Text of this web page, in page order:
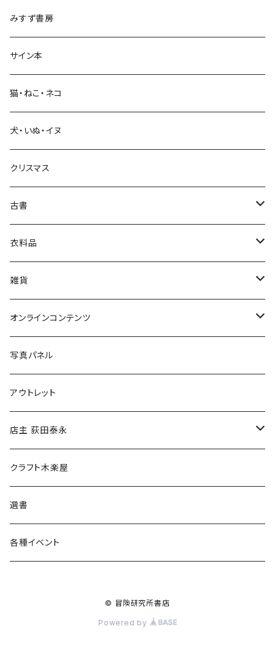
生活・暮らし
芸術・絵画・写真
絵本・児童書
娯楽・エンターテインメント
みすず書房
サイン本
猫・ねこ・ネコ
犬・いぬ・イヌ
クリスマス
古書
古書セット
美術
衣料品
POLEWARDS
Tシャツ
雑貨
バッグ
ブックカバー
マグカップ
傘
食料品
その他
オンラインコンテンツ
冒険クロストーク
写真パネル
アウトレット
店主 荻田泰永
書籍
ウェア
クラフト木楽屋
選書
各種イベント
© 冒険研究所書店
Powered by